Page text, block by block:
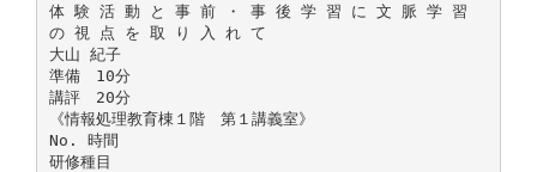
体 験 活 動 と 事 前 ・ 事 後 学 習 に 文 脈 学 習
の 視 点 を 取 り 入 れ て
大山 紀子
準備 10分
講評 20分
《情報処理教育棟１階 第１講義室》
No. 時間
研修種目